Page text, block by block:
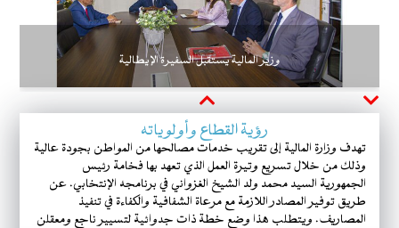
وزير المالية يستقبل السفيرة الإيطالية
رؤية القطاع وأولوياته
تهدف وزارة المالية إلى تقريب خدمات مصالحها من المواطن بجودة عالية
وذلك من خلال تسريع وتيرة العمل الذي تعهد بها فخامة رئيس
الجمهورية السيد محمد ولد الشيخ الغزواني في برنامجه الإنتخابي. عن
طريق توفير المصادر اللازمة مع مرعاة الشفافية والكفاءة في تنفيذ
المصاريف. ويتطلب هذا وضع خطة ذات جدوائية لتسيير ناجع ومعقلن